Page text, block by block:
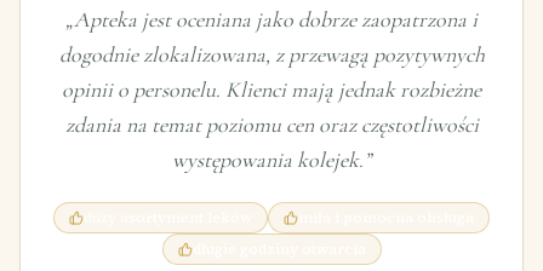
„Apteka jest oceniana jako dobrze zaopatrzona i
dogodnie zlokalizowana, z przewagą pozytywnych
opinii o personelu. Klienci mają jednak rozbieżne
zdania na temat poziomu cen oraz częstotliwości
występowania kolejek.”
długie godziny otwarcia